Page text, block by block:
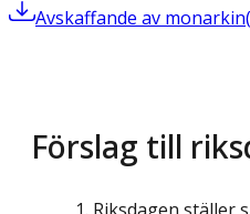
Avskaffande av monarkin(
Förslag till